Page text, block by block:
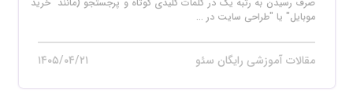
موبایل" یا "طراحی سایت در ...
مقالات آموزشی رایگان سئو ۱۴۰۵/۰۴/۲۱